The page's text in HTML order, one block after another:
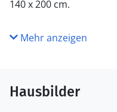
140 x 200 cm.
Mehr anzeigen
Hausbilder